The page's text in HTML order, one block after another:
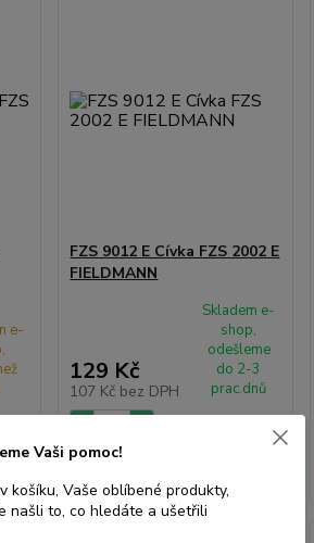
e-
FZS 9012 E Cívka FZS 2002 E
FIELDMANN
129 Kč
107 Kč bez DPH
Skladem e-
shop,
odešleme
do 2-3
prac.dnů
Vaši pomoc!
košíku, Vaše oblíbené produkty,
našli to, co hledáte a ušetřili